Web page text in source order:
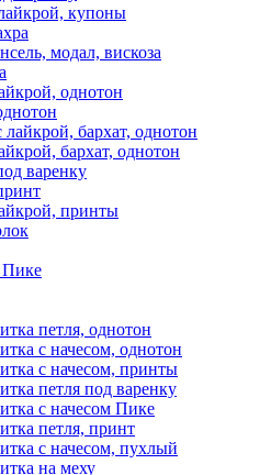
купоны
модал, вискоза
однотон
лайкрой, бархат, однотон
бархат, однотон
варенку
принты
Пике
петля, однотон
с начесом, однотон
с начесом, принты
петля под варенку
с начесом Пике
петля, принт
с начесом, пухлый
на меху